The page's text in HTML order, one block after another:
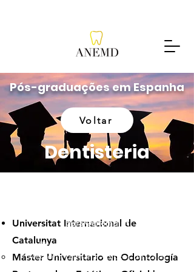
Pós-graduações em Espanha
Voltar
Dentisteria
Universitat Internacional de
Catalunya
Máster Universitario en Odontología
geral@anemd.pt
Av. Bissaya Barreto, Departamento de
Medicina Dentária – Blocos de Celas
, Coimbra